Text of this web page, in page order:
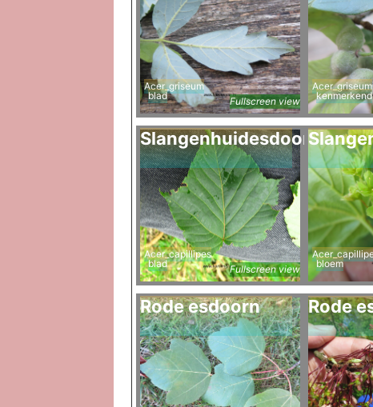
Acer_griseum
blad
Fullscreen view
Acer_griseum
kenmerkend
Slangenhuidesdoorn
Acer_capillipes
blad
Fullscreen view
bloem
Rode esdoorn Rode